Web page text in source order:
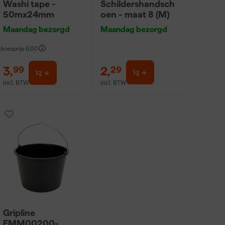
Washi tape -
50mx24mm
Maandag bezorgd
6,00
3,99
incl. BTW
Schildershandsch
oen - maat 8 (M)
Maandag bezorgd
2,29
incl. BTW
Gripline